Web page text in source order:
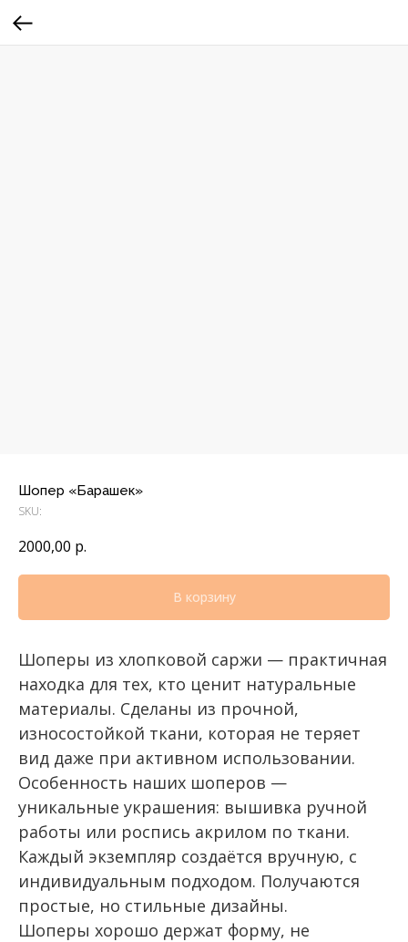
Шопер «Барашек»
SKU:
2000,00 р.
В корзину
Шоперы из хлопковой саржи — практичная
находка для тех, кто ценит натуральные
материалы. Сделаны из прочной,
износостойкой ткани, которая не теряет
вид даже при активном использовании.
Особенность наших шоперов —
уникальные украшения: вышивка ручной
работы или роспись акрилом по ткани.
Каждый экземпляр создаётся вручную, с
индивидуальным подходом. Получаются
простые, но стильные дизайны.
Шоперы хорошо держат форму, не